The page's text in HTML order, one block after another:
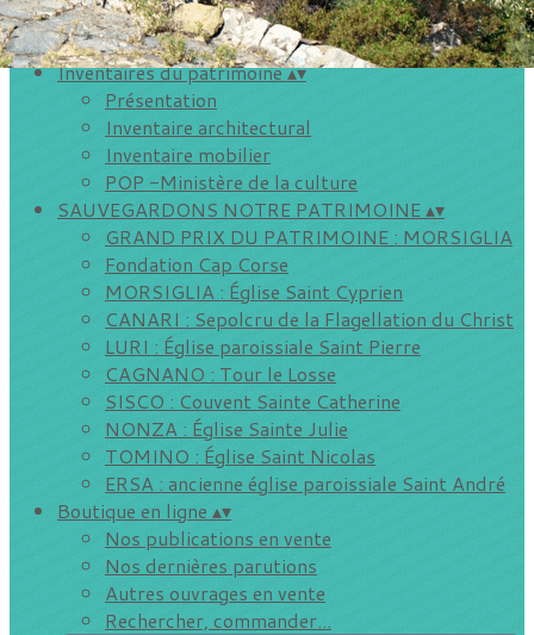
Evénements extérieurs
AGENDA DU CAP▴▾
Inventaires du patrimoine▴▾
Présentation
Inventaire architectural
Inventaire mobilier
POP -Ministère de la culture
SAUVEGARDONS NOTRE PATRIMOINE▴▾
GRAND PRIX DU PATRIMOINE : MORSIGLIA
Fondation Cap Corse
MORSIGLIA : Église Saint Cyprien
CANARI : Sepolcru de la Flagellation du Christ
LURI : Église paroissiale Saint Pierre
CAGNANO : Tour le Losse
SISCO : Couvent Sainte Catherine
NONZA : Église Sainte Julie
TOMINO : Église Saint Nicolas
ERSA : ancienne église paroissiale Saint André
Boutique en ligne ▴▾
Nos publications en vente
Nos dernières parutions
Autres ouvrages en vente
Rechercher, commander...